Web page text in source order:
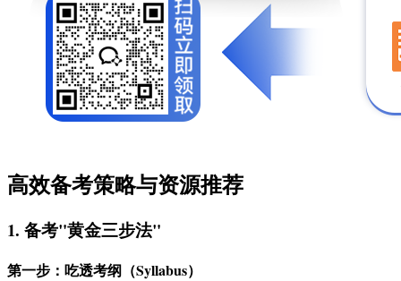
高效备考策略与资源推荐
1. 备考"黄金三步法"
第一步：吃透考纲（Syllabus）